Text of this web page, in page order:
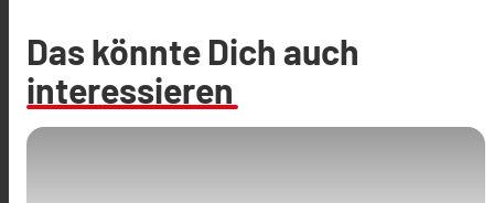
Das könnte Dich auch
interessieren